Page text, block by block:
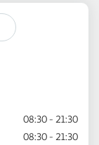
08:30 - 21:30
08:30 - 21:30